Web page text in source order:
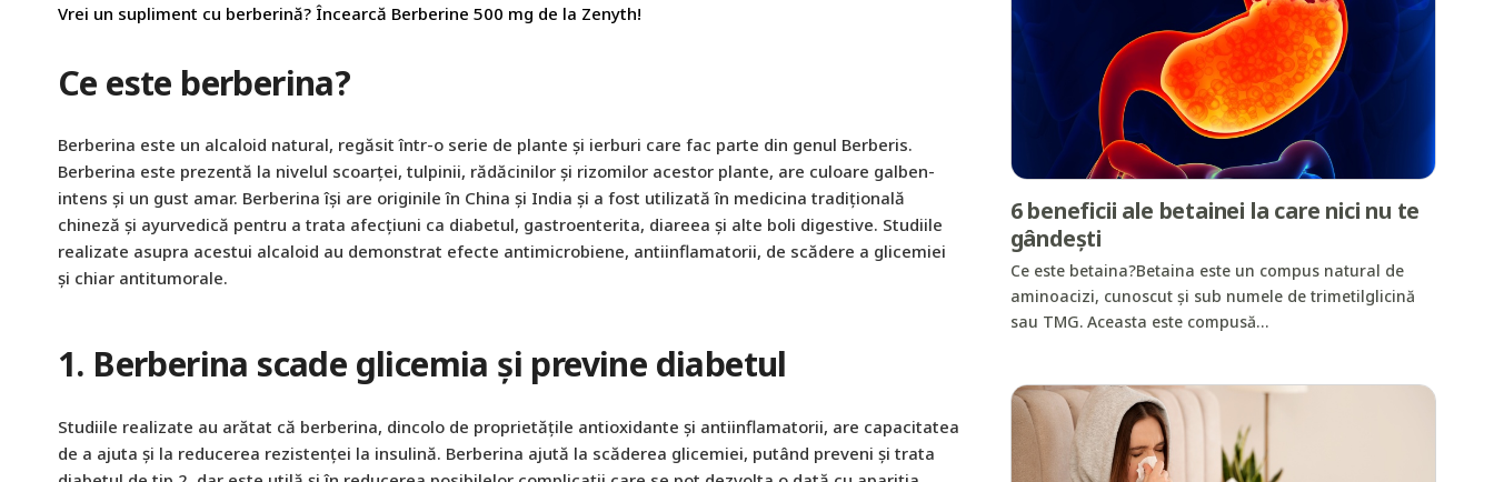
Vrei un supliment cu berberină? Încearcă Berberine 500 mg de la Zenyth!
Ce este berberina?
Berberina este un alcaloid natural, regăsit într-o serie de plante și ierburi care fac parte din genul Berberis.
Berberina este prezentă la nivelul scoarței, tulpinii, rădăcinilor și rizomilor acestor plante, are culoare galben-
intens și un gust amar. Berberina își are originile în China și India și a fost utilizată în medicina tradițională
chineză și ayurvedică pentru a trata afecțiuni ca diabetul, gastroenterita, diareea și alte boli digestive. Studiile
realizate asupra acestui alcaloid au demonstrat efecte antimicrobiene, antiinflamatorii, de scădere a glicemiei
și chiar antitumorale.
1. Berberina scade glicemia și previne diabetul
Studiile realizate au arătat că berberina, dincolo de proprietățile antioxidante și antiinflamatorii, are capacitatea
de a ajuta și la reducerea rezistenței la insulină. Berberina ajută la scăderea glicemiei, putând preveni și trata
6 beneficii ale betainei la care nici nu te
gândești
Ce este betaina?Betaina este un compus natural de
aminoacizi, cunoscut și sub numele de trimetilglicină
sau TMG. Aceasta este compusă…